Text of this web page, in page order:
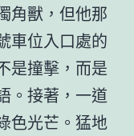
角獸，但他那
車位入口處的
是撞擊，而是
。接著，一道
色光芒。猛地